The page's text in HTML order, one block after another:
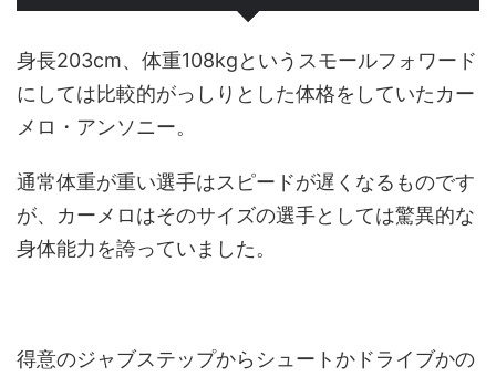
身長203cm、体重108kgというスモールフォワード
にしては比較的がっしりとした体格をしていたカー
メロ・アンソニー。
通常体重が重い選手はスピードが遅くなるものです
が、カーメロはそのサイズの選手としては驚異的な
身体能力を誇っていました。
得意のジャブステップからシュートかドライブかの